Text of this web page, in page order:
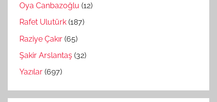
Oya Canbazoğlu (12)
Rafet Ulutürk (187)
Raziye Çakır (65)
Şakir Arslantaş (32)
Yazılar (697)